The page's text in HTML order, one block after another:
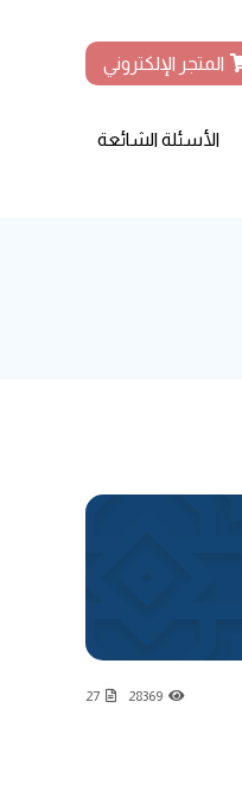
المتجر الإلكتروني
الأسئلة الشائعة
28369
27